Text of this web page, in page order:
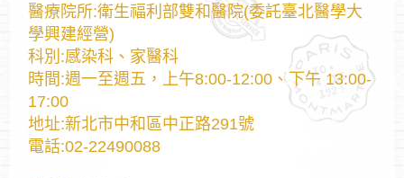
醫療院所:衛生福利部雙和醫院(委託臺北醫學大
學興建經營)
科別:感染科、家醫科
時間:週一至週五，上午8:00-12:00、下午 13:00-
17:00
地址:新北市中和區中正路291號
電話:02-22490088